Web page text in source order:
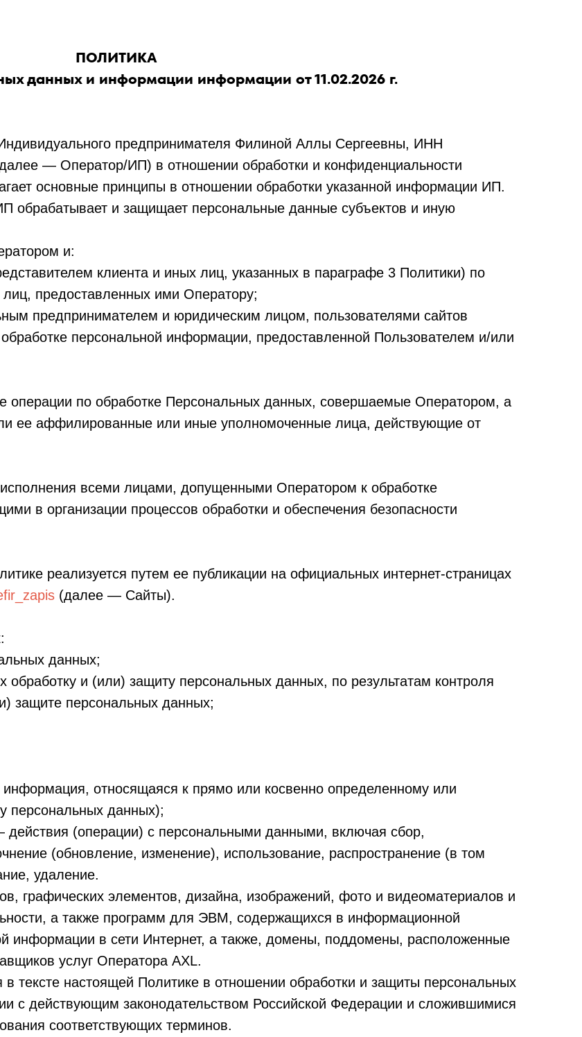
ПОЛИТИКА
данных и информации информации от 11.02.2026 г.
предпринимателя Филиной Аллы Сергеевны, ИНН
— Оператор/ИП) в отношении обработки и конфиденциальности
основные принципы в отношении обработки указанной информации ИП.
обрабатывает и защищает персональные данные субъектов и иную
и:
клиента и иных лиц, указанных в параграфе 3 Политики) по
предоставленных ими Оператору;
предпринимателем и юридическим лицом, пользователями сайтов
персональной информации, предоставленной Пользователем и/или
операции по обработке Персональных данных, совершаемые Оператором, а
ее аффилированные или иные уполномоченные лица, действующие от
всеми лицами, допущенными Оператором к обработке
в организации процессов обработки и обеспечения безопасности
реализуется путем ее публикации на официальных интернет-страницах
(далее — Сайты).
данных;
обработку и (или) защиту персональных данных, по результатам контроля
защите персональных данных;
относящаяся к прямо или косвенно определенному или
персональных данных);
действия (операции) с персональными данными, включая сбор,
(обновление, изменение), использование, распространение (в том
удаление.
графических элементов, дизайна, изображений, фото и видеоматериалов и
а также программ для ЭВМ, содержащихся в информационной
информации в сети Интернет, а также, домены, поддомены, расположенные
услуг Оператора AXL.
тексте настоящей Политике в отношении обработки и защиты персональных
с действующим законодательством Российской Федерации и сложившимися
соответствующих терминов.